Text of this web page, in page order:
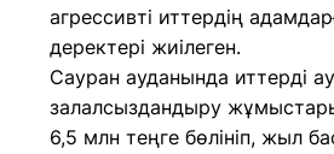
агрессивті иттердің
деректері жиілеген.
Сауран ауданында иттерді
залалсыздандыру
6,5 млн теңге бөлініп, жыл